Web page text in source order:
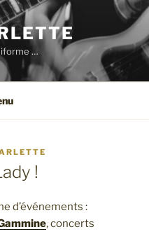
…
!
d’événements :
, concerts